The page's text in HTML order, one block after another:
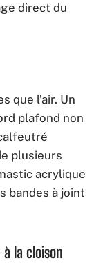
direct du
que l’air. Un
plafond non
plusieurs
acrylique
bandes à joint
la cloison